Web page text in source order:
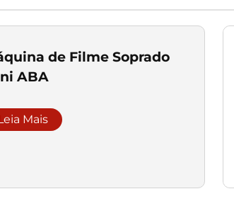
de Filme Soprado
ABA
Mais